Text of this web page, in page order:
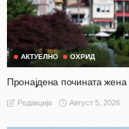
АКТУЕЛНО ОХРИД
Пронајдена почината
Редакција Август 5, 2026